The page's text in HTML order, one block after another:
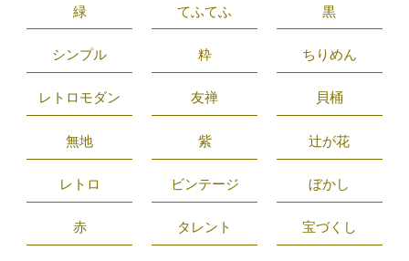
緑 てふてふ 黒
シンプル 粋 ちりめん
レトロモダン 友禅 貝桶
無地 紫 辻が花
レトロ ビンテージ ぼかし
赤 タレント 宝づくし